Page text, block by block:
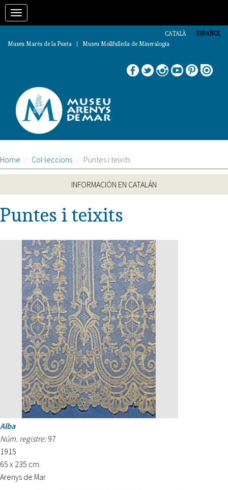
Pasar
contenido
Toggle
ESPAÑOL
CATALÀ
Museu Marès de la Punta | Museu Mollfulleda de Mineralogia
Home Col·leccions Puntes i teixits
INFORMACIÓN EN CATALÁN
Puntes i teixits
Alba
Núm. registre: 97
1915
65 x 235 cm.
Arenys de Mar